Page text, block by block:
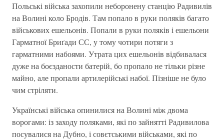
Польські війська захопили неборонену станцію Радивилів
на Волині коло Бродів. Там попало в руки поляків багато
військових ешельонів. Попали в руки поляків і ешельони
Гарматної Бриґади СС, у тому чотири потяги з
гарматними набоями. Утрата цих ешельонів відбивалася
дуже на боєзданости батерій, бо пропало не тільки різне
майно, але пропали артилерійські набої. Пізніше не було
чим стріляти.
Українські війська опинилися на Волині між двома
ворогами: із заходу поляками, які по зайнятті Радивилова
посувалися на Дубно, і совєтськими військами, які по